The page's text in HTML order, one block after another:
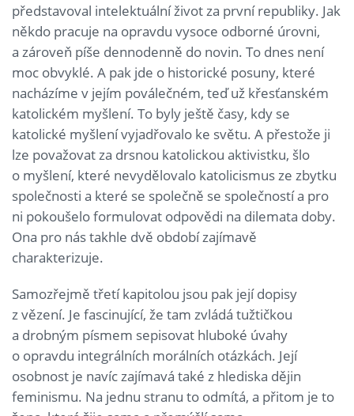
představoval intelektuální život za první republiky. Jak
někdo pracuje na opravdu vysoce odborné úrovni,
a zároveň píše dennodenně do novin. To dnes není
moc obvyklé. A pak jde o historické posuny, které
nacházíme v jejím poválečném, teď už křesťanském
katolickém myšlení. To byly ještě časy, kdy se
katolické myšlení vyjadřovalo ke světu. A přestože ji
lze považovat za drsnou katolickou aktivistku, šlo
o myšlení, které nevydělovalo katolicismus ze zbytku
společnosti a které se společně se společností a pro
ni pokoušelo formulovat odpovědi na dilemata doby.
Ona pro nás takhle dvě období zajímavě
charakterizuje.
Samozřejmě třetí kapitolou jsou pak její dopisy
z vězení. Je fascinující, že tam zvládá tužtičkou
a drobným písmem sepisovat hluboké úvahy
o opravdu integrálních morálních otázkách. Její
osobnost je navíc zajímavá také z hlediska dějin
feminismu. Na jednu stranu to odmítá, a přitom je to